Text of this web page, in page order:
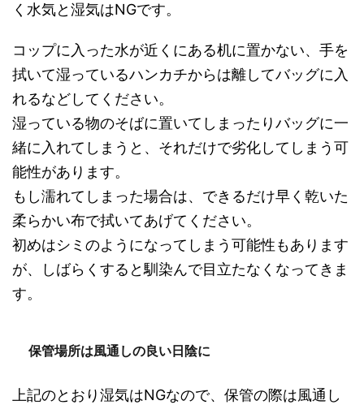
く水気と湿気はNGです。
コップに入った水が近くにある机に置かない、手を
拭いて湿っているハンカチからは離してバッグに入
れるなどしてください。
湿っている物のそばに置いてしまったりバッグに一
緒に入れてしまうと、それだけで劣化してしまう可
能性があります。
もし濡れてしまった場合は、できるだけ早く乾いた
柔らかい布で拭いてあげてください。
初めはシミのようになってしまう可能性もあります
が、しばらくすると馴染んで目立たなくなってきま
す。
保管場所は風通しの良い日陰に
上記のとおり湿気はNGなので、保管の際は風通し